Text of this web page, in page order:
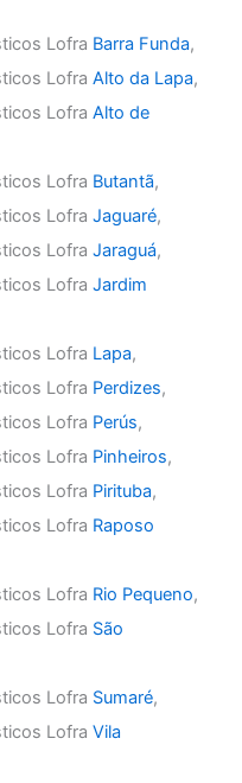
Lofra Barra Funda,
LofraAlto da Lapa,
LofraAlto de
Lofra Butantã,
LofraJaguaré,
LofraJaraguá,
LofraJardim
Lofra Lapa,
Lofra Perdizes,
Lofra Perús,
Lofra Pinheiros,
Lofra Pirituba,
Lofra Raposo
Lofra Rio Pequeno,
Lofra São
Lofra Sumaré,
LofraVila